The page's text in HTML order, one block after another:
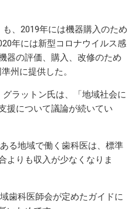
、2019年には機器購入のため
年には新型コロナウイルス感
器の評価、購入、改修のため
州に提供した。
ラットン氏は、「地域社会に
援について議論が続いてい
る地域で働く歯科医は、標準
よりも収入が少なくなりま
歯科医師会が定めたガイドに